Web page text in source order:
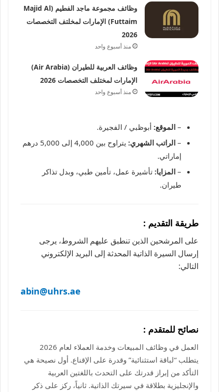
وظائف مجموعة ماجد الفطيم (Majid Al
Futtaim) الإمارات لمخلتف التخصصات
2026
منذ أسبوع واحد
وظائف العربية للطيران (Air Arabia)
الإمارات لمختلف التخصصات 2026
منذ أسبوع واحد
– الموقع: أبوظبي / الفجيرة.
– الراتب الشهري:
يتراوح بين 4,000 إلى 5,000 درهم
إماراتي.
– المزايا: تأشيرة عمل، تأمين طبي، وبدل تذاكر
طيران.
طريقة التقديم :
على المرشحين الذين تنطبق عليهم الشروط، يرجى
إرسال السيرة الذاتية المحدثة إلى البريد الإلكتروني
التالي:
abin@uhrs.ae
نصائح للمتقدم :
العمل في وظائف المبيعات وخدمة العملاء لعام 2026
يتطلب “لباقة استثنائية” وقدرة على الإقناع. أول نصيحة هي
التأكد من إبراز قدرتك على التحدث باللغتين العربية
والإنجليزية بطلاقة في سيرتك الذاتية. ثانياً، ركز على ذكر